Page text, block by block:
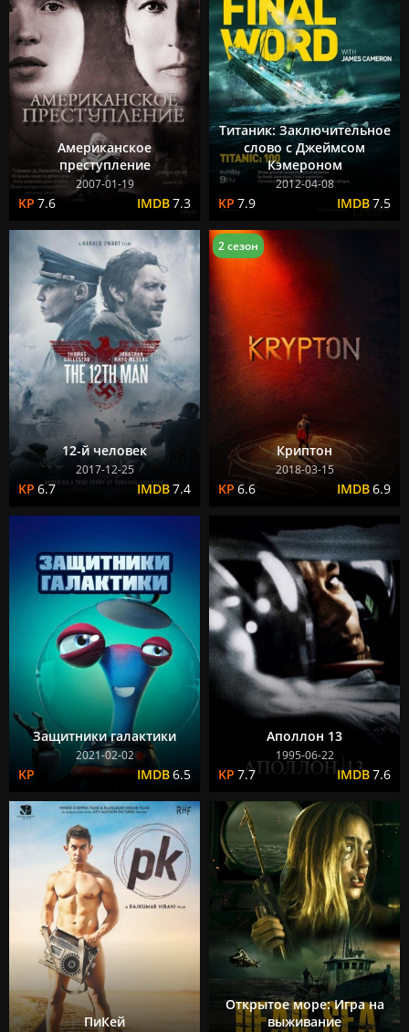
Американское
преступление
2007-01-19
7.6 7.3
Титаник: Заключительное
слово с Джеймсом
Кэмероном
2012-04-08
7.9 7.5
12-й человек
2017-12-25
6.7 7.4
Криптон
2018-03-15
6.6 6.9
2 сезон
Защитники галактики
2021-02-02
6.5
Аполлон 13
1995-06-22
7.7 7.6
ПиКей
Открытое море: Игра на
выживание